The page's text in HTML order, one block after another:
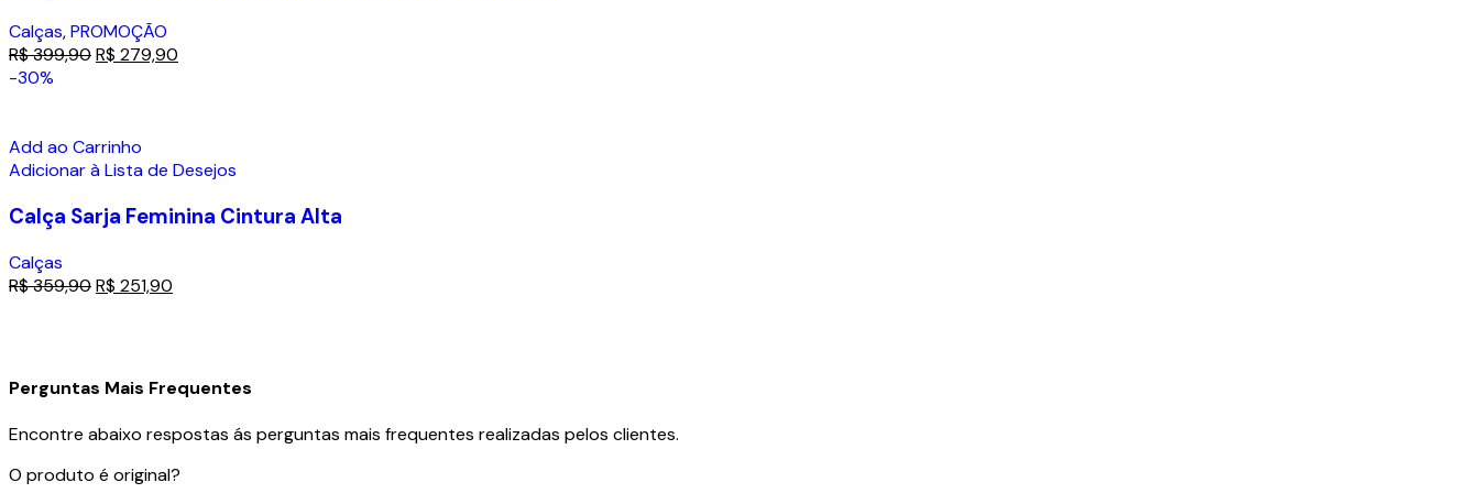
Calças,PROMOÇÃO
R$399,90R$ 279,90
-30%
Add ao Carrinho
Adicionar à Lista de Desejos
Calça Sarja Feminina Cintura Alta
Calças
R$359,90R$ 251,90
Perguntas Mais Frequentes
Encontre abaixo respostas ás perguntas mais frequentes realizadas pelos clientes.
O produto é original?